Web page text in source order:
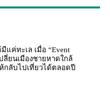
แค่ทะเล เมื่อ “Event
ปลี่ยนเมืองชายหาดใกล้
กลับไปเที่ยวได้ตลอดปี